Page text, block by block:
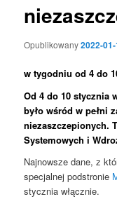
Opublikowany2022-
w tygodniu od 4 do
Od 4 do 10 stycznia
było wśród w pełni
niezaszczepionych.
Systemowych i
Najnowsze dane, z
specjalnej podstronie
stycznia włącznie.